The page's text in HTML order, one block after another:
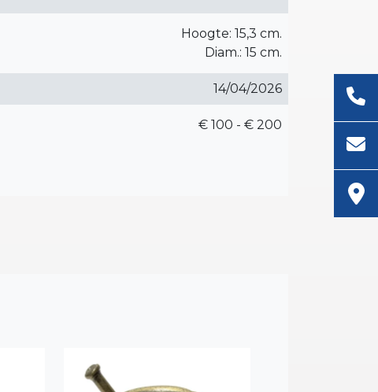
Hoogte: 15,3 cm.
Diam.: 15 cm.
14/04/2026
€ 100 - € 200